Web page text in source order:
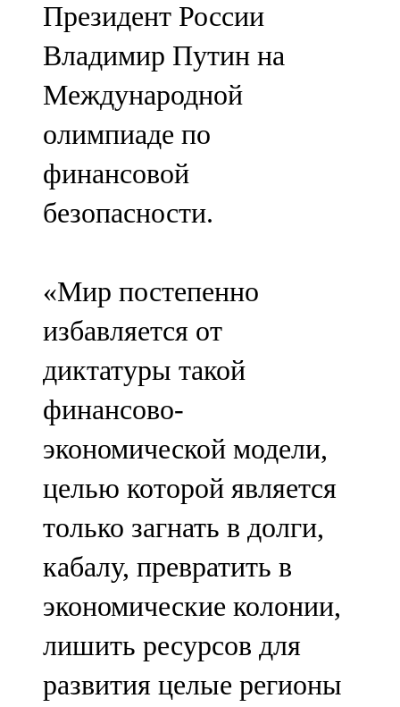
91,0 FM
Шәмәрдән
102,3 FM
Яңа чишмә
107,0 FM
Яр Чаллы
Президент России
Владимир Путин на
Международной
олимпиаде по
финансовой
безопасности.
«Мир постепенно
избавляется от
диктатуры такой
финансово-
экономической модели,
целью которой является
только загнать в долги,
кабалу, превратить в
экономические колонии,
лишить ресурсов для
развития целые регионы